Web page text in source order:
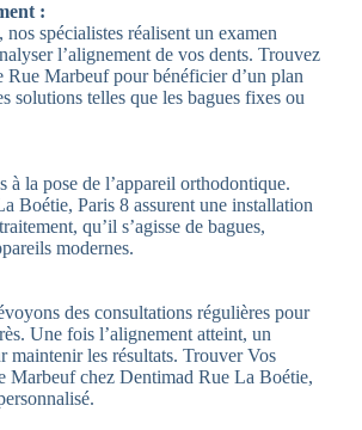
:
spécialistes réalisent un examen
l’alignement de vos dents. Trouvez
Marbeuf pour bénéficier d’un plan
solutions telles que les bagues fixes ou
à la pose de l’appareil orthodontique.
Boétie, Paris 8 assurent une installation
qu’il s’agisse de bagues,
modernes.
des consultations régulières pour
Une fois l’alignement atteint, un
maintenir les résultats. Trouver Vos
Marbeuf chez Dentimad Rue La Boétie,